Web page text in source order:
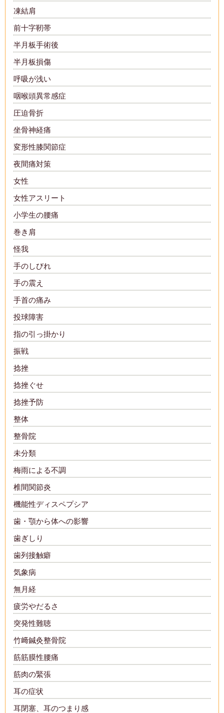
凍結肩
前十字靭帯
半月板手術後
半月板損傷
呼吸が浅い
咽喉頭異常感症
圧迫骨折
坐骨神経痛
変形性膝関節症
夜間痛対策
女性
女性アスリート
小学生の腰痛
巻き肩
怪我
手のしびれ
手の震え
手首の痛み
投球障害
指の引っ掛かり
振戦
捻挫
捻挫ぐせ
捻挫予防
整体
整骨院
未分類
梅雨による不調
椎間関節炎
機能性ディスペプシア
歯・顎から体への影響
歯ぎしり
歯列接触癖
気象病
無月経
疲労やだるさ
突発性難聴
竹﨑鍼灸整骨院
筋筋膜性腰痛
筋肉の緊張
耳の症状
耳閉塞、耳のつまり感